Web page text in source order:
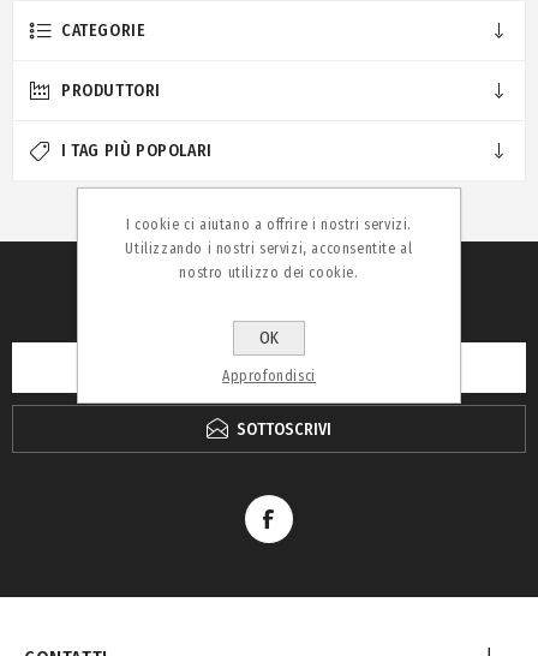
CATEGORIE
PRODUTTORI
I TAG PIÙ POPOLARI
SOTTOSCRIVI
I cookie ci aiutano a offrire i nostri servizi.
Utilizzando i nostri servizi, acconsentite al
nostro utilizzo dei cookie.
OK
Approfondisci